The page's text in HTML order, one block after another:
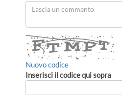
Order
Lascia
commento
Nuovo codice
Inserisci il codice qui sopra